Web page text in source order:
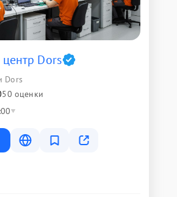
Dors
Dors
50 оценки